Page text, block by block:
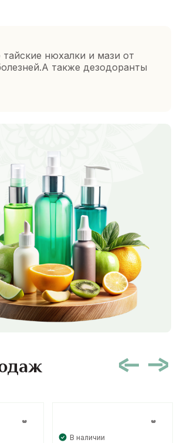
нюхалки и мази от
также дезодоранты
В наличии